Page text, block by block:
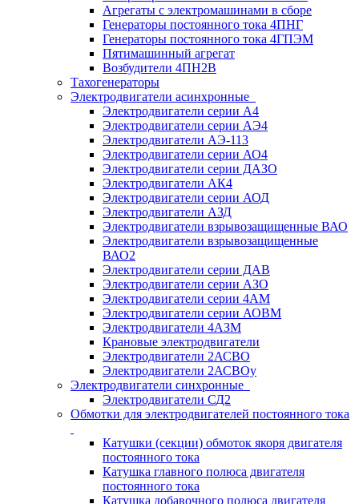
Агрегаты с электромашинами в сборе
Генераторы постоянного тока 4ПНГ
Генераторы постоянного тока 4ГПЭМ
Пятимашинный агрегат
Возбудители 4ПН2В
Тахогенераторы
Электродвигатели асинхронные
Электродвигатели серии А4
Электродвигатели серии АЭ4
Электродвигатели АЭ-113
Электродвигатели серии АО4
Электродвигатели серии ДАЗО
Электродвигатели АК4
Электродвигатели серии АОД
Электродвигатели АЗД
Электродвигатели взрывозащищенные ВАО
Электродвигатели взрывозащищенные
ВАО2
Электродвигатели серии ДАВ
Электродвигатели серии АЗО
Электродвигатели серии 4АМ
Электродвигатели серии АОВМ
Электродвигатели 4АЗМ
Крановые электродвигатели
Электродвигатели 2АСВО
Электродвигатели 2АСВОу
Электродвигатели синхронные
Электродвигатели СД2
Обмотки для электродвигателей постоянного тока
Катушки (секции) обмоток якоря двигателя
постоянного тока
Катушка главного полюса двигателя
постоянного тока
Катушка добавочного полюса двигателя